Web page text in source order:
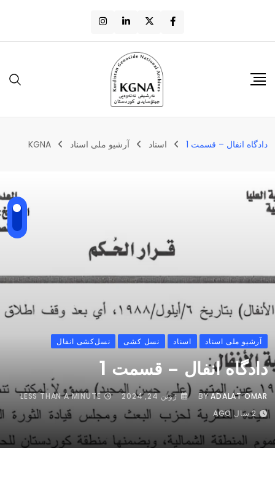
دادگاه انفال – قسمت 1 اسناد آرشیو ملی اسناد KGNA
آرشیو ملی اسناد اسناد نسل‌ کشی نسل‌کشی انفال
دادگاه انفال – قسمت 1
BYADALAT OMAR ژوئن 24, 2024
LESS THAN A MINUTE
2 سال AGO